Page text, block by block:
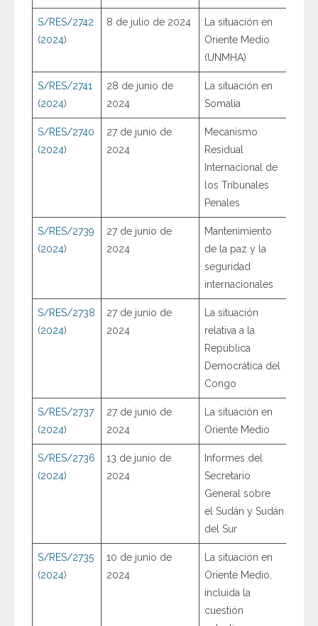
S/RES/2742
(2024)
8 de julio de 2024
La situación en
Oriente Medio
(UNMHA)
S/RES/2741
(2024)
28 de junio de
2024
La situación en
Somalia
S/RES/2740
(2024)
27 de junio de
2024
Mecanismo
Residual
Internacional de
los Tribunales
Penales
S/RES/2739
(2024)
27 de junio de
2024
Mantenimiento
de la paz y la
seguridad
internacionales
S/RES/2738
(2024)
27 de junio de
2024
La situación
relativa a la
República
Democrática del
Congo
S/RES/2737
(2024)
27 de junio de
2024
La situación en
Oriente Medio
S/RES/2736
(2024)
13 de junio de
2024
Informes del
Secretario
General sobre
el Sudán y Sudán
del Sur
S/RES/2735
(2024)
10 de junio de
2024
La situación en
Oriente Medio,
incluida la
cuestión